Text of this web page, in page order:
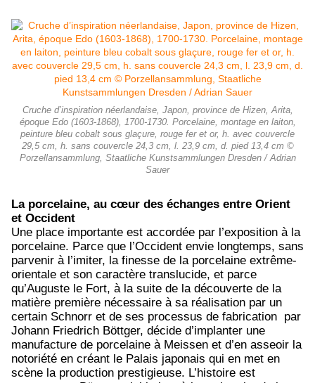
Cruche d’inspiration néerlandaise, Japon, province de Hizen, Arita,
époque Edo (1603-1868), 1700-1730. Porcelaine, montage en laiton,
peinture bleu cobalt sous glaçure, rouge fer et or, h. avec couvercle
29,5 cm, h. sans couvercle 24,3 cm, l. 23,9 cm, d. pied 13,4 cm ©
Porzellansammlung, Staatliche Kunstsammlungen Dresden / Adrian
Sauer
La porcelaine, au cœur des échanges entre Orient
et Occident
Une place importante est accordée par l’exposition à la
porcelaine. Parce que l’Occident envie longtemps, sans
parvenir à l’imiter, la finesse de la porcelaine extrême-
orientale et son caractère translucide, et parce
qu’Auguste le Fort, à la suite de la découverte de la
matière première nécessaire à sa réalisation par un
certain Schnorr et de ses processus de fabrication par
Johann Friedrich Böttger, décide d’implanter une
manufacture de porcelaine à Meissen et d’en asseoir la
notoriété en créant le Palais japonais qui en met en
scène la production prestigieuse. L’histoire est